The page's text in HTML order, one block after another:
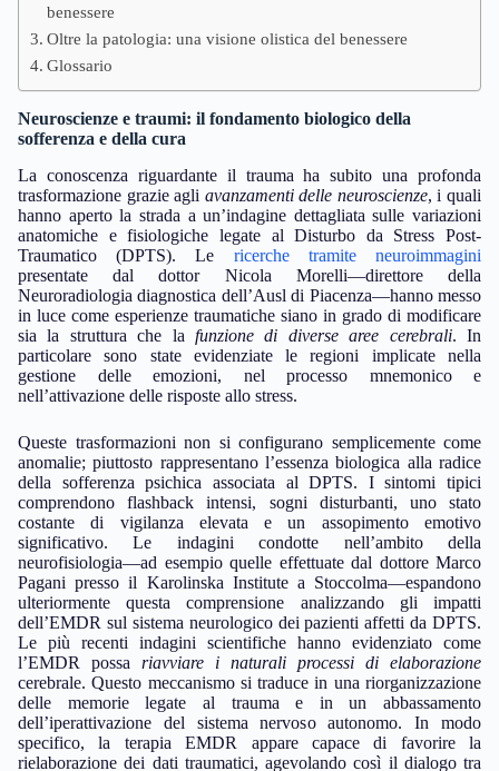
benessere
Oltre la patologia: una visione olistica del benessere
Glossario
Neuroscienze e traumi: il fondamento biologico della
sofferenza e della cura
La conoscenza riguardante il trauma ha subito una profonda
trasformazione grazie agli avanzamenti delle neuroscienze, i quali
hanno aperto la strada a un’indagine dettagliata sulle variazioni
anatomiche e fisiologiche legate al Disturbo da Stress Post-
Traumatico (DPTS). Le ricerche tramite neuroimmagini
presentate dal dottor Nicola Morelli—direttore della
Neuroradiologia diagnostica dell’Ausl di Piacenza—hanno messo
in luce come esperienze traumatiche siano in grado di modificare
sia la struttura che la funzione di diverse aree cerebrali. In
particolare sono state evidenziate le regioni implicate nella
gestione delle emozioni, nel processo mnemonico e
nell’attivazione delle risposte allo stress.
Queste trasformazioni non si configurano semplicemente come
anomalie; piuttosto rappresentano l’essenza biologica alla radice
della sofferenza psichica associata al DPTS. I sintomi tipici
comprendono flashback intensi, sogni disturbanti, uno stato
costante di vigilanza elevata e un assopimento emotivo
significativo. Le indagini condotte nell’ambito della
neurofisiologia—ad esempio quelle effettuate dal dottore Marco
Pagani presso il Karolinska Institute a Stoccolma—espandono
ulteriormente questa comprensione analizzando gli impatti
dell’EMDR sul sistema neurologico dei pazienti affetti da DPTS.
Le più recenti indagini scientifiche hanno evidenziato come
l’EMDR possa riavviare i naturali processi di elaborazione
cerebrale. Questo meccanismo si traduce in una riorganizzazione
delle memorie legate al trauma e in un abbassamento
dell’iperattivazione del sistema nervoso autonomo. In modo
specifico, la terapia EMDR appare capace di favorire la
rielaborazione dei dati traumatici, agevolando così il dialogo tra